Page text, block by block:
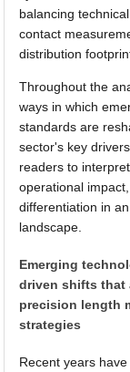
balancing
contact
distribution
Throughout the
ways in which
standards are
sector's key
readers to
operational
differentiation in
landscape.
Emerging
driven shifts that
precision length
strategies
Recent years